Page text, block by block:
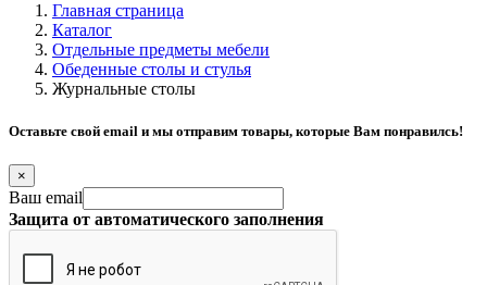
Главная страница
Каталог
Отдельные предметы мебели
Обеденные столы и стулья
Журнальные столы
Оставьте свой email и мы отправим товары, которые Вам понравилсь!
×
Ваш email
Защита от автоматического заполнения